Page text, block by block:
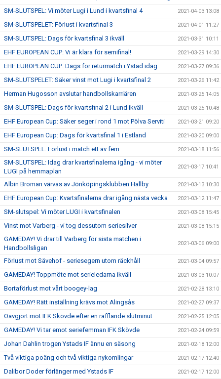
SM-SLUTSPEL: Vi möter Lugi i Lund i kvartsfinal 4 2021-04-03 13:08
SM-SLUTSPELET: Förlust i kvartsfinal 3 2021-04-01 11:27
SM-SLUTSPEL: Dags för kvartsfinal 3 ikväll 2021-03-31 10:11
EHF EUROPEAN CUP: Vi är klara för semifinal! 2021-03-29 14:30
EHF EUROPEAN CUP: Dags för returmatch i Ystad idag 2021-03-27 09:36
SM-SLUTSPELET: Säker vinst mot Lugi i kvartsfinal 2 2021-03-26 11:42
Herman Hugosson avslutar handbollskarriären 2021-03-25 14:05
SM-SLUTSPEL: Dags för kvartsfinal 2 i Lund ikväll 2021-03-25 10:48
EHF European Cup: Säker seger i rond 1 mot Pölva Serviti 2021-03-21 09:20
EHF European Cup: Dags för kvartsfinal 1 i Estland 2021-03-20 09:00
SM-SLUTSPEL: Förlust i match ett av fem 2021-03-18 11:56
SM-SLUTSPEL: Idag drar kvartsfinalerna igång - vi möter
LUGI på hemmaplan
2021-03-17 10:41
Albin Broman värvas av Jönköpingsklubben Hallby 2021-03-13 10:30
EHF European Cup: Kvartsfinalerna drar igång nästa vecka 2021-03-12 11:47
SM-slutspel: Vi möter LUGI i kvartsfinalen 2021-03-08 15:45
Vinst mot Varberg - vi tog dessutom seriesilver 2021-03-08 15:15
GAMEDAY! Vi drar till Varberg för sista matchen i
Handbollsligan
2021-03-06 09:00
Förlust mot Sävehof - seriesegern utom räckhåll 2021-03-04 09:57
GAMEDAY! Toppmöte mot serieledarna ikväll 2021-03-03 10:07
Bortaförlust mot vårt boogey-lag 2021-02-28 13:10
GAMEDAY! Rätt inställning krävs mot Alingsås 2021-02-27 09:37
Oavgjort mot IFK Skövde efter en rafflande slutminut 2021-02-25 12:05
GAMEDAY! Vi tar emot seriefemman IFK Skövde 2021-02-24 09:59
Johan Dahlin trogen Ystads IF ännu en säsong 2021-02-18 12:00
Två viktiga poäng och två viktiga nykomlingar 2021-02-17 12:40
Dalibor Doder förlänger med Ystads IF 2021-02-17 12:00